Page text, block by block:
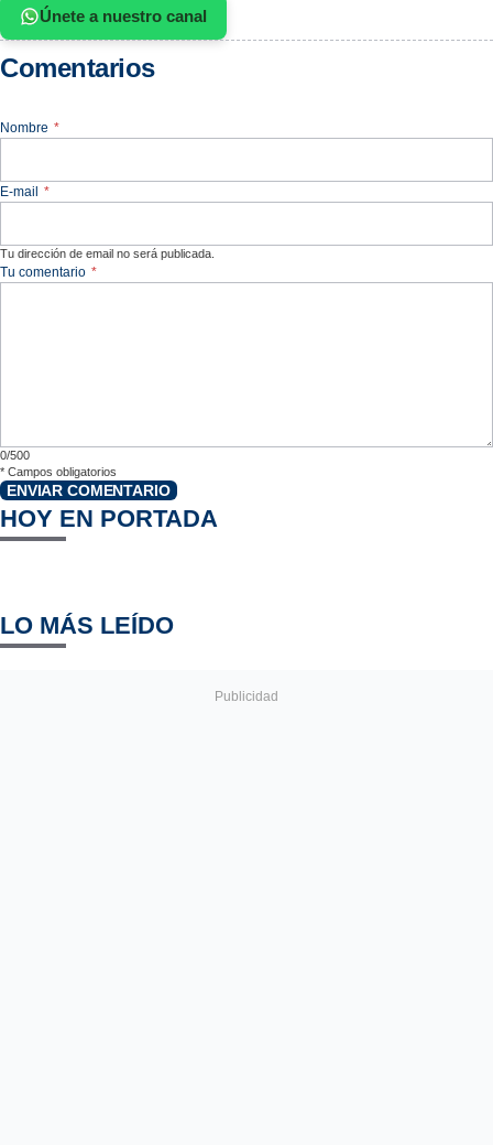
Únete a nuestro canal
Comentarios
Nombre *
E-mail *
Tu dirección de email no será publicada.
Tu comentario *
0/500
* Campos obligatorios
ENVIAR COMENTARIO
HOY EN PORTADA
LO MÁS LEÍDO